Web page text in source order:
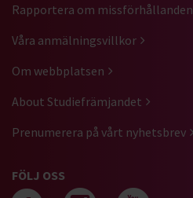
Rapportera om missförhållanden
Våra anmälningsvillkor
Om webbplatsen
About Studiefrämjandet
Prenumerera på vårt nyhetsbrev
FÖLJ OSS